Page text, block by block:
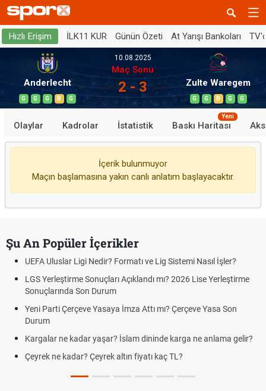
Hızlı Erişim İLK11 KUR Günün Özeti At Yarışı Bankoları
Anderlecht
G G G B G
10.08.2025
Maç Sonu
2 - 3 Zulte Waregem
G G B G G
Olaylar Kadrolar İstatistik Baskı Haritası
Yeni
İçerik bulunmuyor
Maçın başlamasına yakın canlı anlatım başlayacaktır.
Şu An Popüler İçerikler
UEFA Uluslar Ligi Nedir? Formatı ve Lig Sistemi Nasıl İşler?
LGS Yerleştirme Sonuçları Açıklandı mı? 2026 Lise Yerleştirme
Sonuçlarında Son Durum
Yeni Parti Çerçeve Yasaya İmza Attı mı? Çerçeve Yasa Son
Durum
Kargalar ne kadar yaşar? İslam dininde karga ne anlama gelir?
Çeyrek ne kadar? Çeyrek altın fiyatı kaç TL?